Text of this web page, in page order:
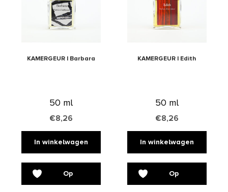
KAMERGEUR | Barbara
50 ml
€8,26
In winkelwagen
Op
KAMERGEUR | Edith
50 ml
€8,26
In winkelwagen
Op